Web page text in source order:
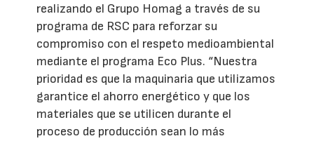
realizando el Grupo Homag a través de su
programa de RSC para reforzar su
compromiso con el respeto medioambiental
mediante el programa Eco Plus. “Nuestra
prioridad es que la maquinaria que utilizamos
garantice el ahorro energético y que los
materiales que se utilicen durante el
proceso de producción sean lo más